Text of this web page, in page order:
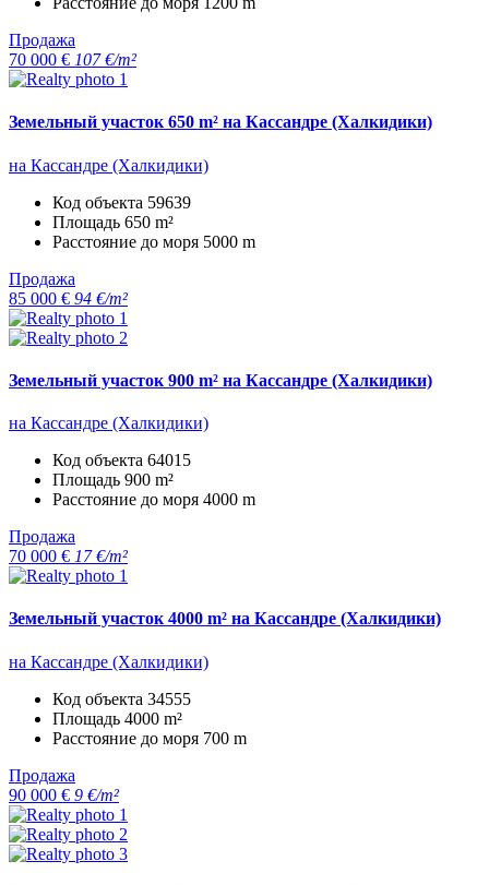
Продажа
70 000 € 107 €/m²
Земельный участок 650 m² на Кассандре (Халкидики)
на Кассандре (Халкидики)
Код объекта 59639
Площадь 650 m²
Расстояние до моря 5000 m
Продажа
85 000 € 94 €/m²
Земельный участок 900 m² на Кассандре (Халкидики)
на Кассандре (Халкидики)
Код объекта 64015
Площадь 900 m²
Расстояние до моря 4000 m
Продажа
70 000 € 17 €/m²
Земельный участок 4000 m² на Кассандре (Халкидики)
на Кассандре (Халкидики)
Код объекта 34555
Площадь 4000 m²
Расстояние до моря 700 m
Продажа
90 000 € 9 €/m²